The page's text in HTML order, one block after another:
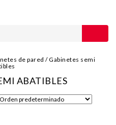
de pared /Gabinetes semi
ABATIBLES